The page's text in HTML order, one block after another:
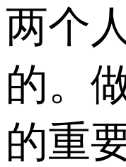
两个
的。
的重